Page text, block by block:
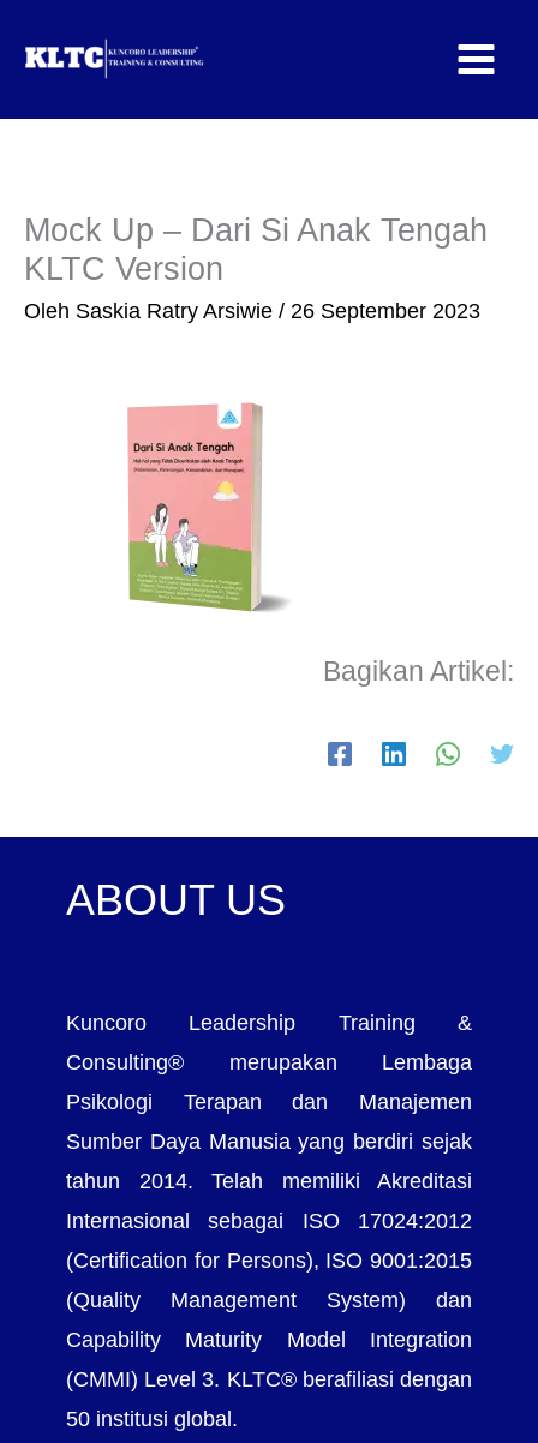
Mock Up – Dari Si Anak Tengah
KLTC Version
Oleh Saskia Ratry Arsiwie / 26 September 2023
Bagikan Artikel:
ABOUT US
Kuncoro Leadership Training &
Consulting® merupakan Lembaga
Psikologi Terapan dan Manajemen
Sumber Daya Manusia yang berdiri sejak
tahun 2014. Telah memiliki Akreditasi
Internasional sebagai ISO 17024:2012
(Certification for Persons), ISO 9001:2015
(Quality Management System) dan
Capability Maturity Model Integration
(CMMI) Level 3. KLTC® berafiliasi dengan
50 institusi global.